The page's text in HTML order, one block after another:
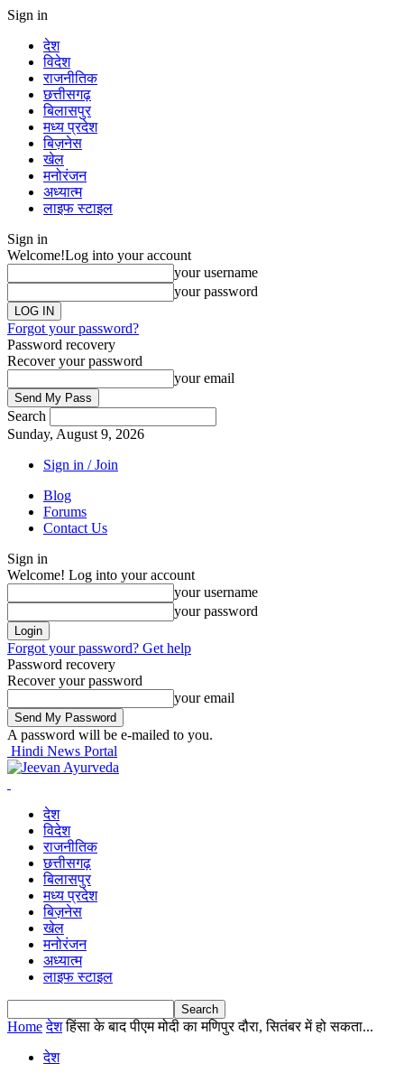
Sign in
देश
विदेश
राजनीतिक
छत्तीसगढ़
बिलासपुर
मध्य प्रदेश
बिज़नेस
खेल
मनोरंजन
अध्यात्म
लाइफ स्टाइल
Sign in
Welcome!Log into your account
your username
your password
Forgot your password?
Password recovery
Recover your password
your email
Search
Sunday, August 9, 2026
Sign in / Join
Blog
Forums
Contact Us
Sign in
Welcome! Log into your account
your username
your password
Forgot your password? Get help
Password recovery
Recover your password
your email
A password will be e-mailed to you.
Hindi News Portal
देश
विदेश
राजनीतिक
छत्तीसगढ़
बिलासपुर
मध्य प्रदेश
बिज़नेस
खेल
मनोरंजन
अध्यात्म
लाइफ स्टाइल
Home देश हिंसा के बाद पीएम मोदी का मणिपुर दौरा, सितंबर में हो सकता...
देश